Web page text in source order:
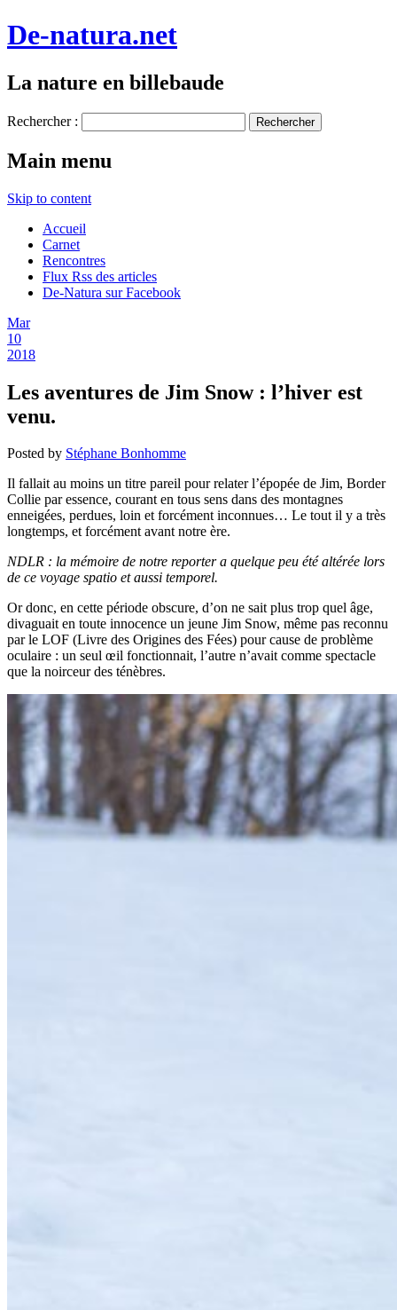
De-natura.net
La nature en billebaude
Rechercher :
Main menu
Skip to content
Accueil
Carnet
Rencontres
Flux Rss des articles
De-Natura sur Facebook
Mar
10
2018
Les aventures de Jim Snow : l’hiver est
venu.
Posted by Stéphane Bonhomme
Il fallait au moins un titre pareil pour relater l’épopée de Jim, Border
Collie par essence, courant en tous sens dans des montagnes
enneigées, perdues, loin et forcément inconnues… Le tout il y a très
longtemps, et forcément avant notre ère.
NDLR : la mémoire de notre reporter a quelque peu été altérée lors
de ce voyage spatio et aussi temporel.
Or donc, en cette période obscure, d’on ne sait plus trop quel âge,
divaguait en toute innocence un jeune Jim Snow, même pas reconnu
par le LOF (Livre des Origines des Fées) pour cause de problème
oculaire : un seul œil fonctionnait, l’autre n’avait comme spectacle
que la noirceur des ténèbres.